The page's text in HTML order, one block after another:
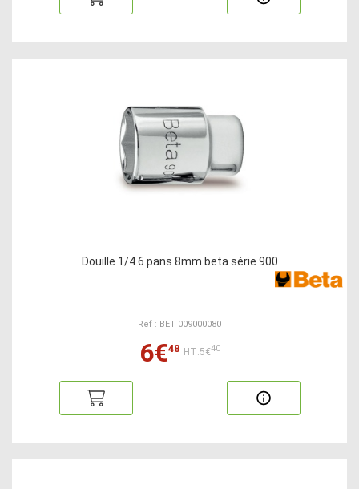
Douille 1/4 6 pans 8mm beta série 900
Ref : BET 009000080
6€48 HT:5€40